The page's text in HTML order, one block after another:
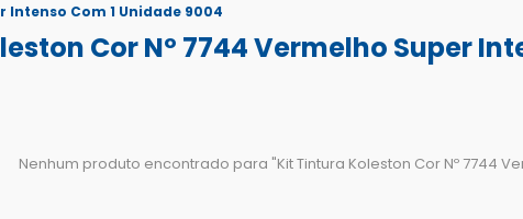
Com 1 Unidade 9004
Cor Nº 7744 Vermelho Super
Nenhum produto encontrado para "Kit Tintura Koleston Cor Nº 7744